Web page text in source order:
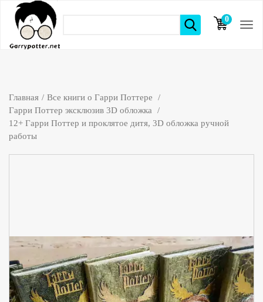
0
элементов
Главная
Все книги о Гарри Поттере
Гарри Поттер эксклюзив 3D обложка
12+ Гарри Поттер и проклятое дитя, 3D обложка ручной
работы